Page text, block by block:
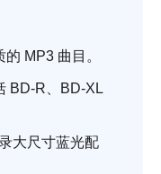
MP3 曲目。
BD-R、BD-XL
大尺寸蓝光配